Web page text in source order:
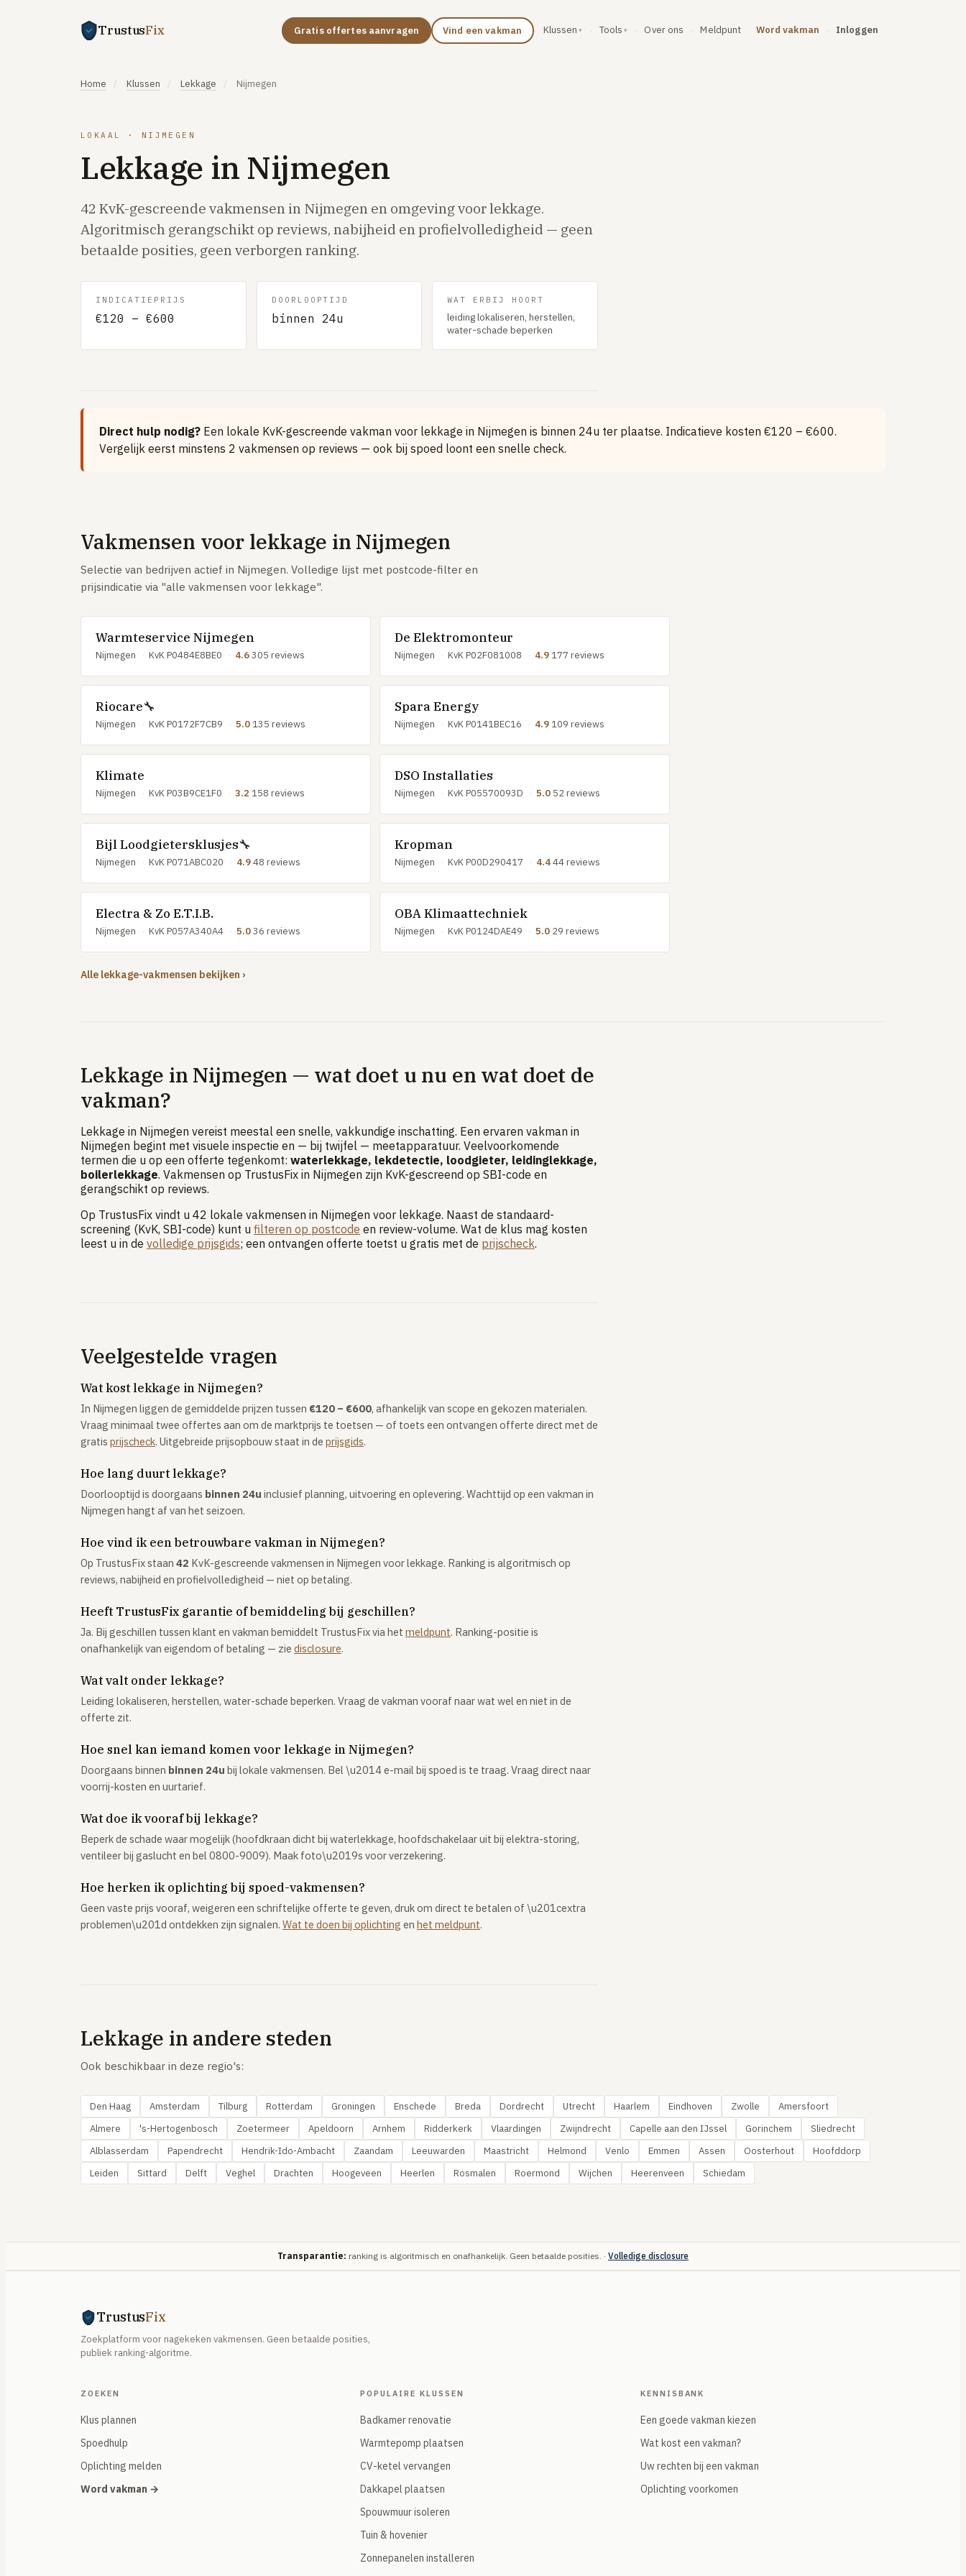
TrustusFix Gratis offertes aanvragen Vind een vakman · Klussen · Tools · Over ons · Meldpunt Word vakman · Inloggen
Home / Klussen / Lekkage / Nijmegen
LOKAAL · NIJMEGEN
Lekkage in Nijmegen
42 KvK-gescreende vakmensen in Nijmegen en omgeving voor lekkage.
Algoritmisch gerangschikt op reviews, nabijheid en profielvolledigheid — geen
betaalde posities, geen verborgen ranking.
INDICATIEPRIJS
€120 – €600
DOORLOOPTIJD
binnen 24u
WAT ERBIJ HOORT
leiding lokaliseren, herstellen,
water-schade beperken
Direct hulp nodig? Een lokale KvK-gescreende vakman voor lekkage in Nijmegen is binnen 24u ter plaatse. Indicatieve kosten €120 – €600.
Vergelijk eerst minstens 2 vakmensen op reviews — ook bij spoed loont een snelle check.
Vakmensen voor lekkage in Nijmegen
Selectie van bedrijven actief in Nijmegen. Volledige lijst met postcode-filter en
prijsindicatie via "alle vakmensen voor lekkage".
Warmteservice Nijmegen
Nijmegen · KvK P0484E8BE0 · 4.6305 reviews
De Elektromonteur
Nijmegen · KvK P02F081008 · 4.9 177 reviews
Riocare🔧
Nijmegen · KvK P0172F7CB9 · 5.0 135 reviews
Spara Energy
Nijmegen · KvK P0141BEC16 · 4.9 109 reviews
Klimate
Nijmegen · KvK P03B9CE1F0 · 3.2 158 reviews
DSO Installaties
Nijmegen · KvK P05570093D · 5.0 52 reviews
Bijl Loodgietersklusjes🔧
Nijmegen · KvK P071ABC020 · 4.948 reviews
Kropman
Nijmegen · KvK P00D290417 · 4.444 reviews
Electra & Zo E.T.I.B.
Nijmegen · KvK P057A340A4 · 5.036 reviews
OBA Klimaattechniek
Nijmegen · KvK P0124DAE49 · 5.0 29 reviews
Alle lekkage-vakmensen bekijken ›
Lekkage in Nijmegen — wat doet u nu en wat doet de
vakman?
Lekkage in Nijmegen vereist meestal een snelle, vakkundige inschatting. Een ervaren vakman in
Nijmegen begint met visuele inspectie en — bij twijfel — meetapparatuur. Veelvoorkomende
termen die u op een offerte tegenkomt: waterlekkage, lekdetectie, loodgieter, leidinglekkage,
boilerlekkage. Vakmensen op TrustusFix in Nijmegen zijn KvK-gescreend op SBI-code en
gerangschikt op reviews.
Op TrustusFix vindt u 42 lokale vakmensen in Nijmegen voor lekkage. Naast de standaard-
screening (KvK, SBI-code) kunt u filteren op postcode en review-volume. Wat de klus mag kosten
leest u in de volledige prijsgids; een ontvangen offerte toetst u gratis met de prijscheck.
Veelgestelde vragen
Wat kost lekkage in Nijmegen?
In Nijmegen liggen de gemiddelde prijzen tussen €120 – €600, afhankelijk van scope en gekozen materialen.
Vraag minimaal twee offertes aan om de marktprijs te toetsen — of toets een ontvangen offerte direct met de
gratis prijscheck. Uitgebreide prijsopbouw staat in de prijsgids.
Hoe lang duurt lekkage?
Doorlooptijd is doorgaans binnen 24u inclusief planning, uitvoering en oplevering. Wachttijd op een vakman in
Nijmegen hangt af van het seizoen.
Hoe vind ik een betrouwbare vakman in Nijmegen?
Op TrustusFix staan 42 KvK-gescreende vakmensen in Nijmegen voor lekkage. Ranking is algoritmisch op
reviews, nabijheid en profielvolledigheid — niet op betaling.
Heeft TrustusFix garantie of bemiddeling bij geschillen?
Ja. Bij geschillen tussen klant en vakman bemiddelt TrustusFix via het meldpunt. Ranking-positie is
onafhankelijk van eigendom of betaling — zie disclosure.
Wat valt onder lekkage?
Leiding lokaliseren, herstellen, water-schade beperken. Vraag de vakman vooraf naar wat wel en niet in de
offerte zit.
Hoe snel kan iemand komen voor lekkage in Nijmegen?
Doorgaans binnen binnen 24u bij lokale vakmensen. Bel \u2014 e-mail bij spoed is te traag. Vraag direct naar
voorrij-kosten en uurtarief.
Wat doe ik vooraf bij lekkage?
Beperk de schade waar mogelijk (hoofdkraan dicht bij waterlekkage, hoofdschakelaar uit bij elektra-storing,
ventileer bij gaslucht en bel 0800-9009). Maak foto\u2019s voor verzekering.
Hoe herken ik oplichting bij spoed-vakmensen?
Geen vaste prijs vooraf, weigeren een schriftelijke offerte te geven, druk om direct te betalen of \u201cextra
problemen\u201d ontdekken zijn signalen. Wat te doen bij oplichting en het meldpunt.
Lekkage in andere steden
Ook beschikbaar in deze regio's:
Den Haag Amsterdam Tilburg Rotterdam Groningen Enschede Breda Dordrecht Utrecht Haarlem Eindhoven Zwolle
Amersfoort
Almere
's-Hertogenbosch Zoetermeer Apeldoorn Arnhem Ridderkerk Vlaardingen Zwijndrecht Capelle aan den IJssel Gorinchem
Sliedrecht
Alblasserdam
Papendrecht Hendrik-Ido-Ambacht Zaandam Leeuwarden Maastricht Helmond Venlo Emmen Assen Oosterhout
Hoofddorp
Leiden
Sittard Delft Veghel Drachten Hoogeveen Heerlen Rosmalen Roermond Wijchen Heerenveen Schiedam
Transparantie: ranking is algoritmisch en onafhankelijk. Geen betaalde posities. · Volledige disclosure
TrustusFix
Zoekplatform voor nagekeken vakmensen. Geen betaalde posities,
publiek ranking-algoritme.
ZOEKEN
Klus plannen
Spoedhulp
Oplichting melden
Word vakman →
POPULAIRE KLUSSEN
Badkamer renovatie
Warmtepomp plaatsen
CV-ketel vervangen
Dakkapel plaatsen
Spouwmuur isoleren
Tuin & hovenier
Zonnepanelen installeren
KENNISBANK
Een goede vakman kiezen
Wat kost een vakman?
Uw rechten bij een vakman
Oplichting voorkomen